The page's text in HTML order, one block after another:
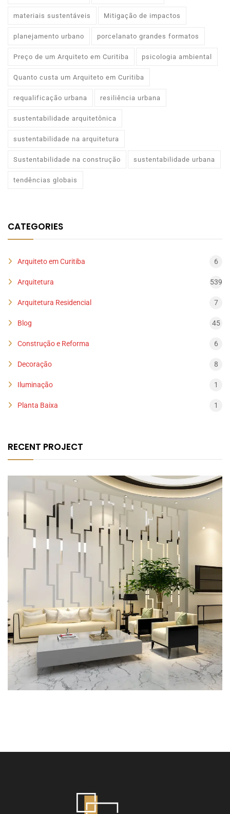
materiais sustentáveis Mitigação de impactos
planejamento urbano porcelanato grandes formatos
Preço de um Arquiteto em Curitiba psicologia ambiental
Quanto custa um Arquiteto em Curitiba
requalificação urbana resiliência urbana
sustentabilidade arquitetônica
sustentabilidade na arquitetura
Sustentabilidade na construção sustentabilidade urbana
tendências globais
CATEGORIES
Arquiteto em Curitiba 6
Arquitetura 539
Arquitetura Residencial 7
Blog 45
Construção e Reforma 6
Decoração 8
Iluminação 1
Planta Baixa 1
RECENT PROJECT